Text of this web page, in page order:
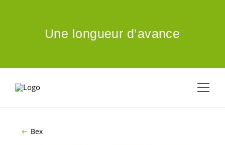
Une longueur d’avance
Bex